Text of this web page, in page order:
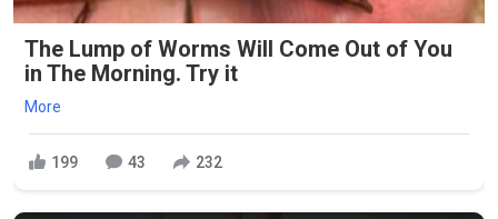
The Lump of Worms Will Come Out of You
in The Morning. Try it
More
199 43 232